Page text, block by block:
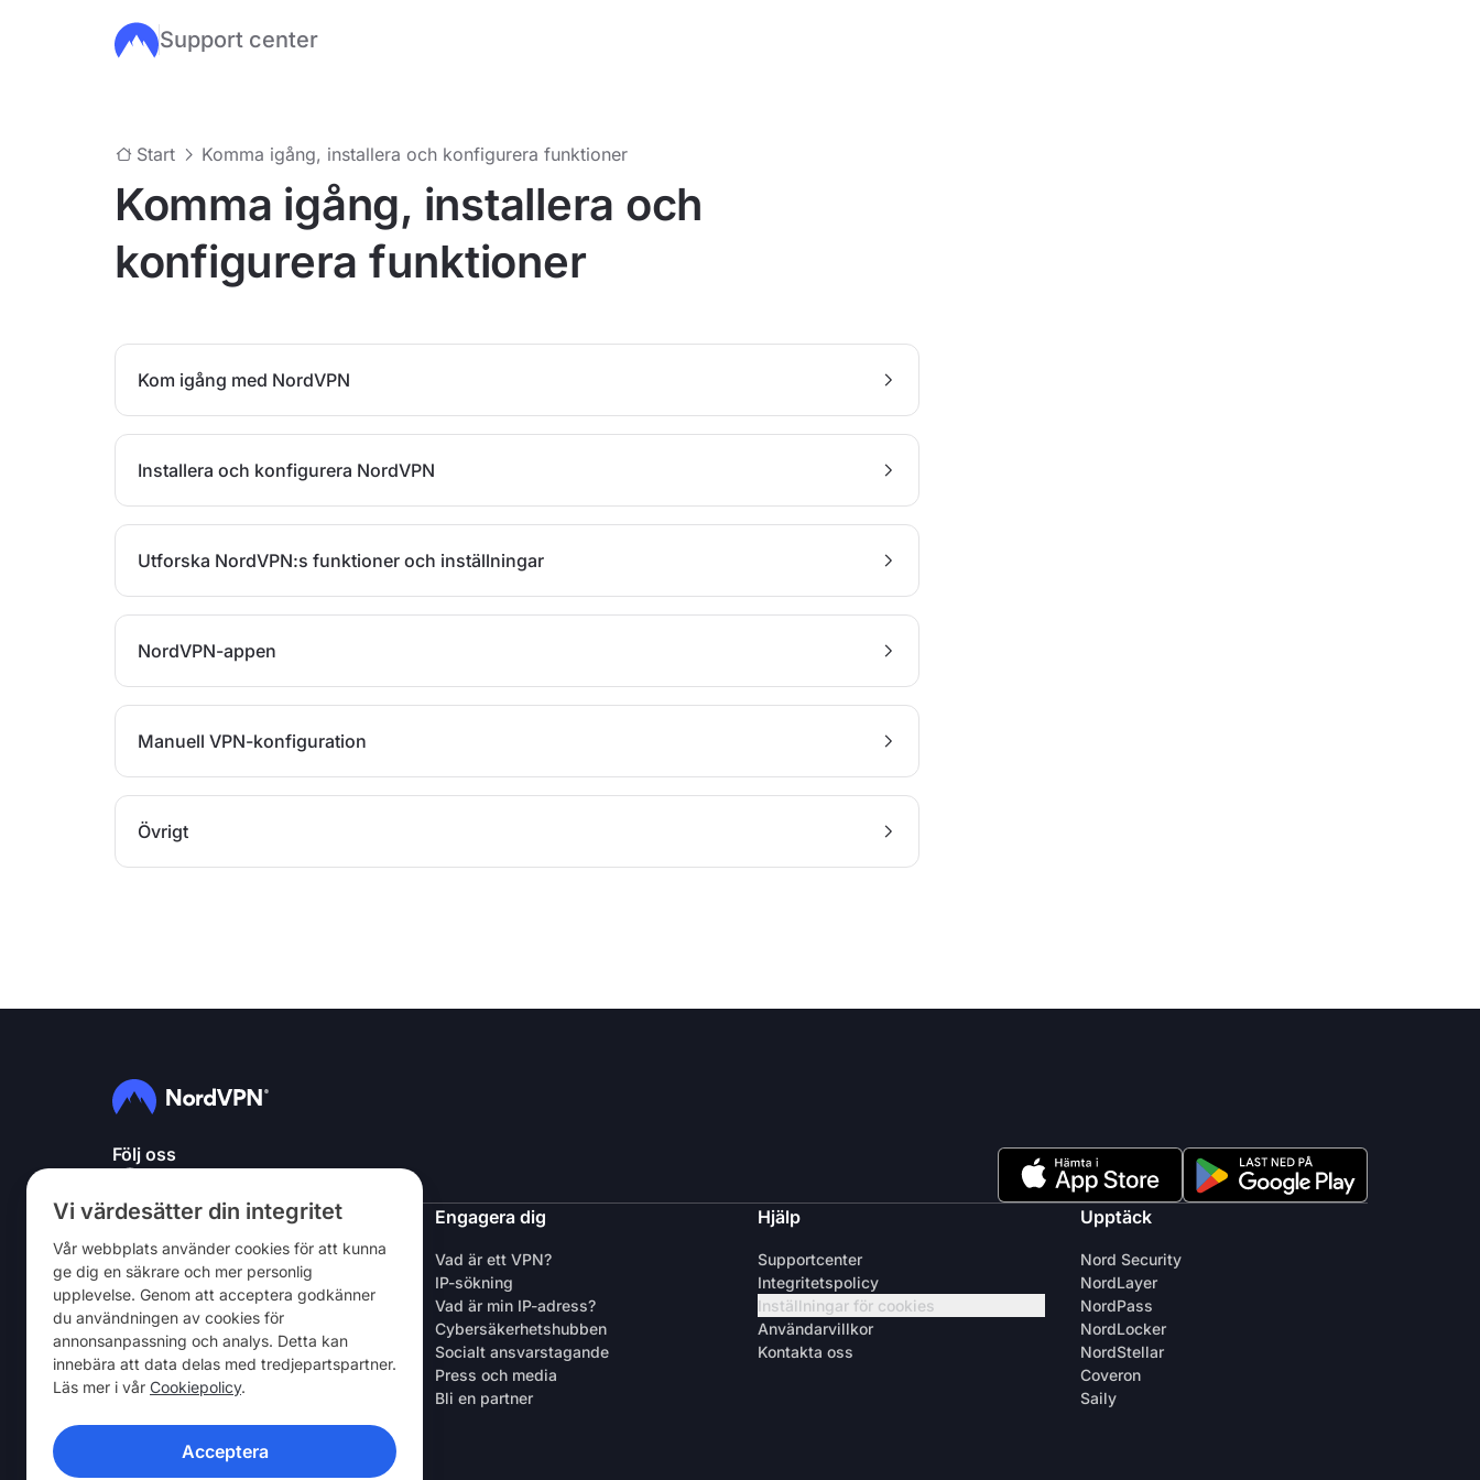
Vi värdesätter din integritet
Vår webbplats använder cookies för att kunna
ge dig en säkrare och mer personlig
upplevelse. Genom att acceptera godkänner
du användningen av cookies för
annonsanpassning och analys. Detta kan
innebära att data delas med tredjepartspartner.
Läs mer i vår Cookiepolicy.
Acceptera
Hoppa till huvudinnehåll
Support center
Start Komma igång, installera och konfigurera funktioner
Komma igång, installera och
konfigurera funktioner
Kom igång med NordVPN
Installera och konfigurera NordVPN
Utforska NordVPN:s funktioner och inställningar
NordVPN-appen
Manuell VPN-konfiguration
Övrigt
Följ oss
NordVPN
Om oss
Jobb
Gratis testperiod för VPN
VPN-routrar
Recensioner
Rabatt för studenter och anställda
Var man kan köpa
Tipsa en vän
Engagera dig
Vad är ett VPN?
IP-sökning
Vad är min IP-adress?
Cybersäkerhetshubben
Socialt ansvarstagande
Press och media
Bli en partner
Hjälp
Supportcenter
Integritetspolicy
Inställningar för cookies
Användarvillkor
Kontakta oss
Upptäck
Nord Security
NordLayer
NordPass
NordLocker
NordStellar
Coveron
Saily
VPN-APPAR